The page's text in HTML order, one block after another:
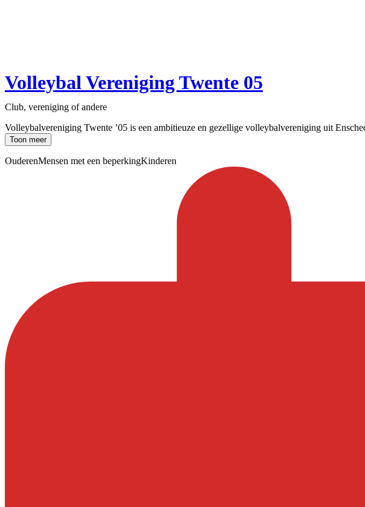
Volleybal Vereniging Twente 05
Club, vereniging of andere
Volleybalvereniging Twente ’05 is een ambitieuze en gezellige volleybalvereniging uit
Toon meer
OuderenMensen met een beperkingKinderen